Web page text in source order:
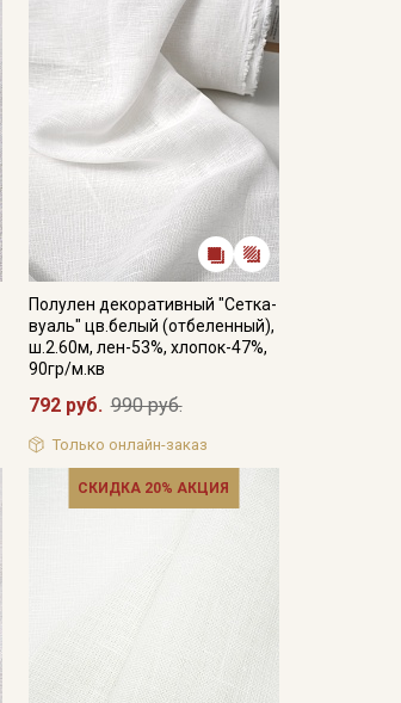
Полулен декоративный "Сетка-
вуаль" цв.белый (отбеленный),
ш.2.60м, лен-53%, хлопок-47%,
90гр/м.кв
792 руб. 990 руб.
Только онлайн-заказ
СКИДКА 20% АКЦИЯ